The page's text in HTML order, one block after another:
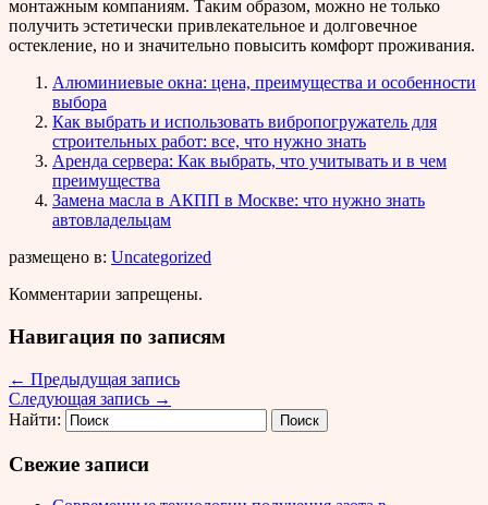
монтажным компаниям. Таким образом, можно не только
получить эстетически привлекательное и долговечное
остекление, но и значительно повысить комфорт проживания.
Алюминиевые окна: цена, преимущества и особенности
выбора
Как выбрать и использовать вибропогружатель для
строительных работ: все, что нужно знать
Аренда сервера: Как выбрать, что учитывать и в чем
преимущества
Замена масла в АКПП в Москве: что нужно знать
автовладельцам
размещено в: Uncategorized
Комментарии запрещены.
Навигация по записям
← Предыдущая запись
Следующая запись →
Найти:
Свежие записи